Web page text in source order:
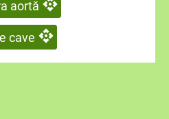
aortă
cave